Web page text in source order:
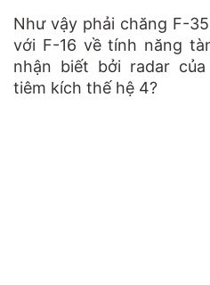
Như vậy phải chăng F-
với F-16 về tính năng
nhận biết bởi radar
tiêm kích thế hệ 4?